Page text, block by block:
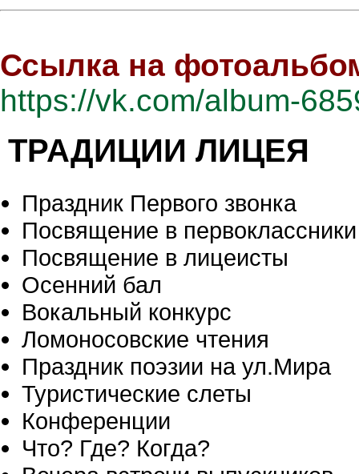
Ссылка на
https://vk.com/album-
ТРАДИЦИИ ЛИЦЕЯ
Праздник Первого звонка
Посвящение в первоклассники
Посвящение в лицеисты
Осенний бал
Вокальный конкурс
Ломоносовские чтения
Праздник поэзии на ул.Мира
Туристические слеты
Конференции
Что? Где? Когда?